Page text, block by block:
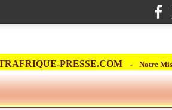
PRESSE.COM - Notre